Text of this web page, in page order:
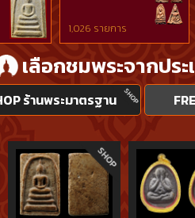
1,026 รายการ
เลือกชมพระจากประ
ร้านพระมาตรฐาน